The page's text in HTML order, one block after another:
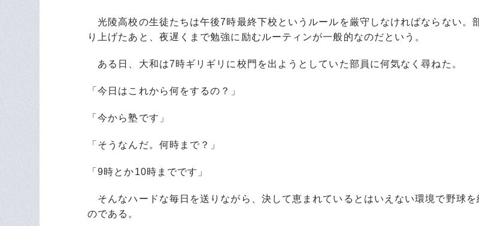
光陵高校の生徒たちは午後7時最終下校というルールを厳守しなければならない。
り上げたあと、夜遅くまで勉強に励むルーティンが一般的なのだという。
ある日、大和は7時ギリギリに校門を出ようとしていた部員に何気なく尋ねた。
「今日はこれから何をするの？」
「今から塾です」
「そうなんだ。何時まで？」
「9時とか10時までです」
そんなハードな毎日を送りながら、決して恵まれているとはいえない環境で野球を
のである。